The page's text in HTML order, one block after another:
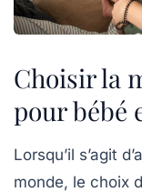
Choisir la
pour bébé
Lorsqu’il s’agit
monde, le choix